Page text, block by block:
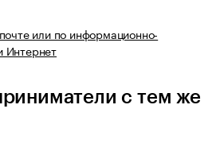
или по информационно-
Интернет
с тем же